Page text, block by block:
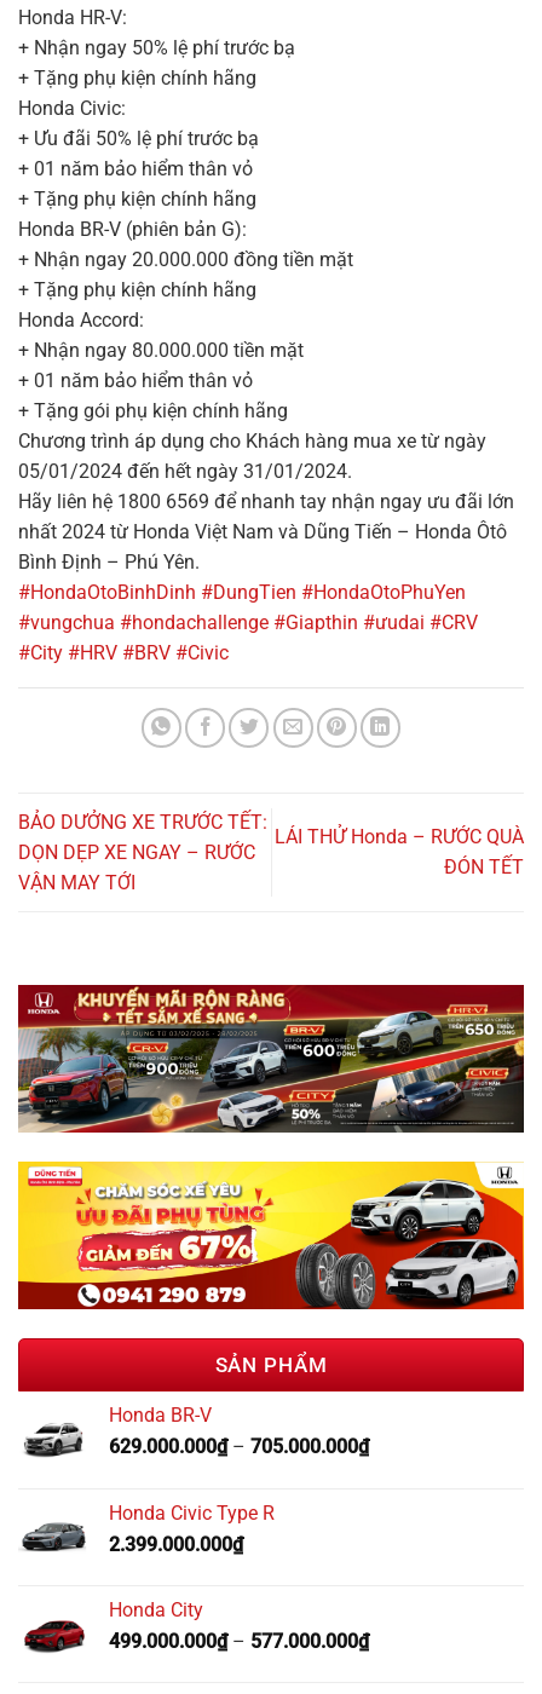
Honda HR-V:
+ Nhận ngay 50% lệ phí trước bạ
+ Tặng phụ kiện chính hãng
Honda Civic:
+ Ưu đãi 50% lệ phí trước bạ
+ 01 năm bảo hiểm thân vỏ
+ Tặng phụ kiện chính hãng
Honda BR-V (phiên bản G):
+ Nhận ngay 20.000.000 đồng tiền mặt
+ Tặng phụ kiện chính hãng
Honda Accord:
+ Nhận ngay 80.000.000 tiền mặt
+ 01 năm bảo hiểm thân vỏ
+ Tặng gói phụ kiện chính hãng
Chương trình áp dụng cho Khách hàng mua xe từ ngày
05/01/2024 đến hết ngày 31/01/2024.
Hãy liên hệ 1800 6569 để nhanh tay nhận ngay ưu đãi lớn
nhất 2024 từ Honda Việt Nam và Dũng Tiến – Honda Ôtô
Bình Định – Phú Yên.
#HondaOtoBinhDinh #DungTien #HondaOtoPhuYen
#vungchua #hondachallenge #Giapthin #ưudai #CRV
#City #HRV #BRV #Civic
BẢO DƯỞNG XE TRƯỚC TẾT:
DỌN DẸP XE NGAY – RƯỚC
VẬN MAY TỚI
LÁI THỬ Honda – RƯỚC QUÀ
ĐÓN TẾT
SẢN PHẨM
Honda BR-V
629.000.000₫– 705.000.000₫
Honda Civic Type R
2.399.000.000₫
Honda City
499.000.000₫– 577.000.000₫